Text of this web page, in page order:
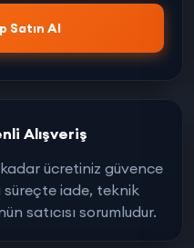
Satın Al
Alışveriş
ücretiniz güvence
süreçte iade, teknik
satıcısı sorumludur.